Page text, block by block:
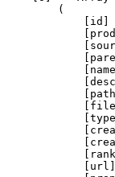
        (
[id]